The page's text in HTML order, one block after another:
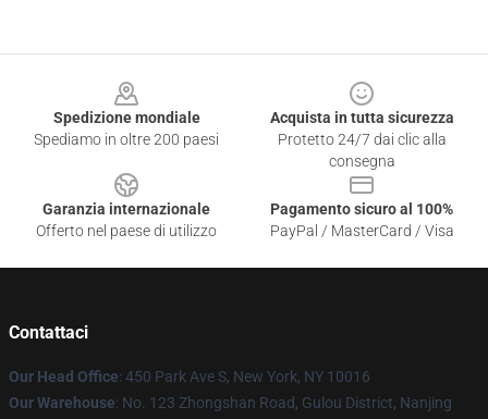
Spedizione mondiale
Spediamo in oltre 200 paesi
Acquista in tutta sicurezza
Protetto 24/7 dai clic alla
consegna
Garanzia internazionale
Offerto nel paese di utilizzo
Pagamento sicuro al 100%
PayPal / MasterCard / Visa
Contattaci
Our Head Office: 450 Park Ave S, New York, NY 10016
Our Warehouse: No. 123 Zhongshan Road, Gulou District, Nanjing